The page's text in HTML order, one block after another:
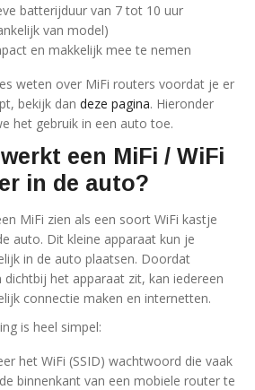
batterijduur van 7 tot 10 uur
van model)
en makkelijk mee te nemen
weten over MiFi routers voordat je er
bekijk dan deze pagina. Hieronder
het gebruik in een auto toe.
een MiFi / WiFi
in de auto?
MiFi zien als een soort WiFi kastje
auto. Dit kleine apparaat kun je
in de auto plaatsen. Doordat
dichtbij het apparaat zit, kan iedereen
connectie maken en internetten.
is heel simpel:
het WiFi (SSID) wachtwoord die vaak
binnenkant van een mobiele router te